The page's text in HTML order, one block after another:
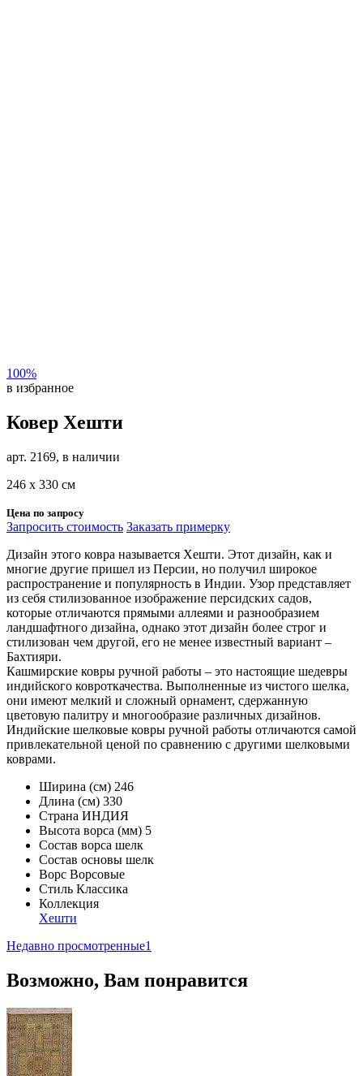
100%
в избранное
Ковер Хешти
арт. 2169, в наличии
246 х 330 см
Цена по запросу
Запросить стоимость Заказать примерку
Дизайн этого ковра называется Хешти. Этот дизайн, как и
многие другие пришел из Персии, но получил широкое
распространение и популярность в Индии. Узор представляет
из себя стилизованное изображение персидских садов,
которые отличаются прямыми аллеями и разнообразием
ландшафтного дизайна, однако этот дизайн более строг и
стилизован чем другой, его не менее известный вариант –
Бахтияри.
Кашмирские ковры ручной работы – это настоящие шедевры
индийского ковроткачества. Выполненные из чистого шелка,
они имеют мелкий и сложный орнамент, сдержанную
цветовую палитру и многообразие различных дизайнов.
Индийские шелковые ковры ручной работы отличаются самой
привлекательной ценой по сравнению с другими шелковыми
коврами.
Ширина (см) 246
Длина (см) 330
Страна ИНДИЯ
Высота ворса (мм) 5
Состав ворса шелк
Состав основы шелк
Ворс Ворсовые
Стиль Классика
Коллекция
Хешти
Недавно просмотренные1
Возможно, Вам понравится